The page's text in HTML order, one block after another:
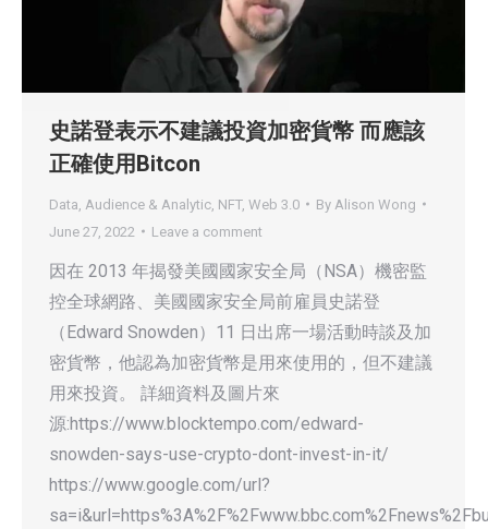
史諾登表示不建議投資加密貨幣 而應該
正確使用Bitcon
Data, Audience & Analytic NFT, Web 3.0 By Alison Wong
June 27, 2022
Leave a comment
因在 2013 年揭發美國國家安全局（NSA）機密監
控全球網路、美國國家安全局前雇員史諾登
（Edward Snowden）11 日出席一場活動時談及加
密貨幣，他認為加密貨幣是用來使用的，但不建議
用來投資。 詳細資料及圖片來
源:https://www.blocktempo.com/edward-
snowden-says-use-crypto-dont-invest-in-it/
https://www.google.com/url?